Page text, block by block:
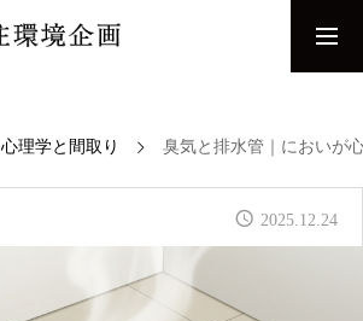
心理学と間取り 臭気と排水管｜においが
2025.12.24